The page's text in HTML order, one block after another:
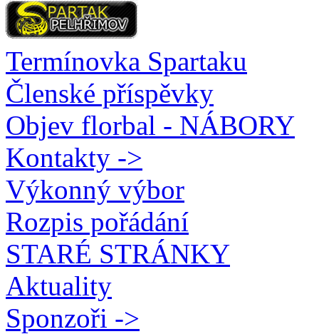
Termínovka Spartaku
Členské příspěvky
Objev florbal - NÁBORY
Kontakty ->
Výkonný výbor
Rozpis pořádání
STARÉ STRÁNKY
Aktuality
Sponzoři ->